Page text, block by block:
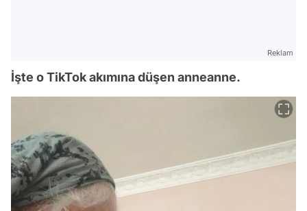
Reklam
İşte o TikTok akımına düşen anneanne.